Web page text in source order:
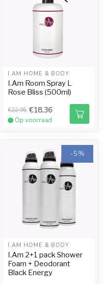
I.AM HOME & BODY
I.Am Room Spray L
Rose Bliss (500ml)
€22,95 €18,36
Op voorraad
-5%
I.AM HOME & BODY
I.Am 2+1 pack Shower
Foam + Deodorant
Black Energy